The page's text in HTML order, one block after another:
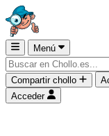
Menú
Compartir chollo
Acceder